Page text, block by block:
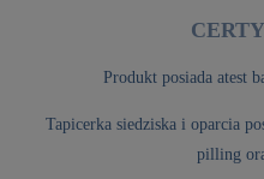
Produkt posiada atest
Tapicerka siedziska i oparcia
pilling